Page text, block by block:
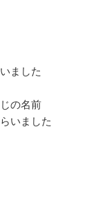
ました
の名前
いました